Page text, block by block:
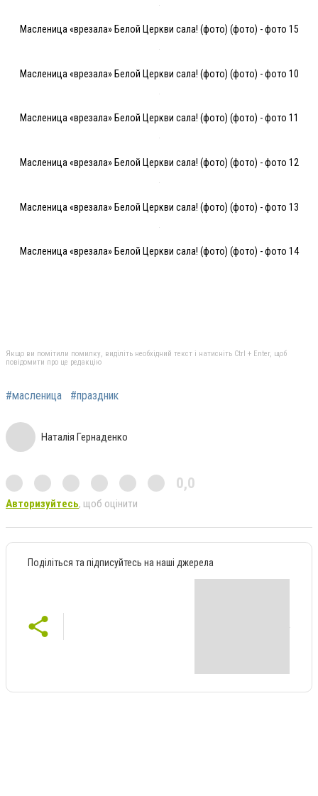
Масленица «врезала» Белой Церкви сала! (фото) (фото) - фото 15
Масленица «врезала» Белой Церкви сала! (фото) (фото) - фото 10
Масленица «врезала» Белой Церкви сала! (фото) (фото) - фото 11
Масленица «врезала» Белой Церкви сала! (фото) (фото) - фото 12
Масленица «врезала» Белой Церкви сала! (фото) (фото) - фото 13
Масленица «врезала» Белой Церкви сала! (фото) (фото) - фото 14
Якщо ви помітили помилку, виділіть необхідний текст і натисніть Ctrl + Enter, щоб
повідомити про це редакцію
#масленица #праздник
Наталія Гернаденко
0,0
Авторизуйтесь, щоб оцінити
Поділіться та підписуйтесь на наші джерела